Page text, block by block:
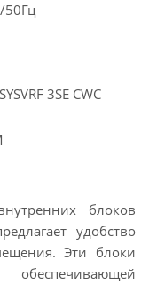
50Гц
3SE CWC
блоков
удобство
Эти блоки